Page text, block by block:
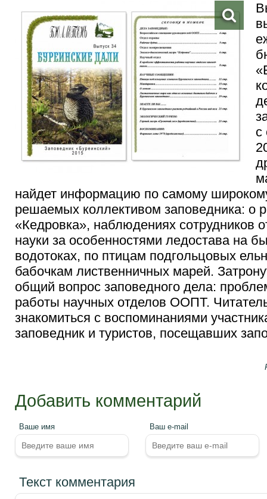
с
найдет информацию по самому
решаемых коллективом заповедника: о
«Кедровка», наблюдениях сотрудников
науки за особенностями ледостава на
водотоках, по птицам подгольцовых
бабочкам лиственничных марей.
общий вопрос заповедного дела:
работы научных отделов ООПТ.
знакомиться с воспоминаниями
заповедник и туристов, посещавших
Добавить комментарий
Ваше имя Ваш e-mail
Текст комментария